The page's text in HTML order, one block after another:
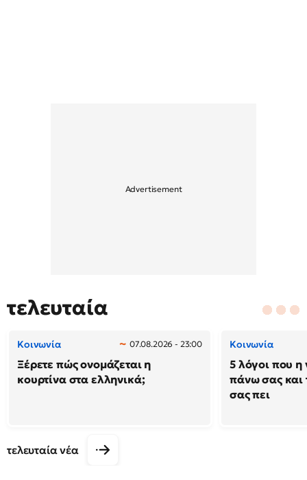
τελευταία
Κοινωνία 07.08.2026 - 23:00
Ξέρετε πώς ονομάζεται η
κουρτίνα στα ελληνικά;
Κοινωνία
5 λόγοι που η
πάνω σας και
σας πει
τελευταία νέα